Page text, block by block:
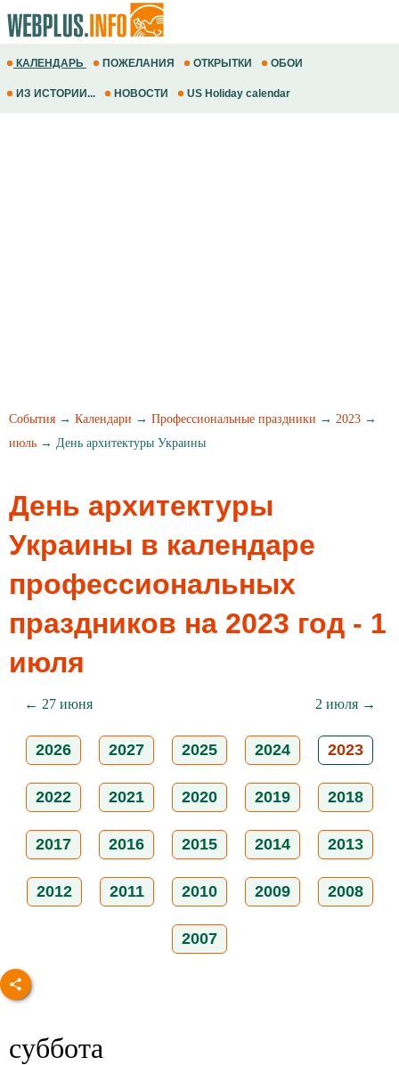
КАЛЕНДАРЬ ПОЖЕЛАНИЯ ОТКРЫТКИ ОБОИ
ИЗ ИСТОРИИ... НОВОСТИ US Holiday calendar
События → Календари → Профессиональные праздники → 2023 →
июль → День архитектуры Украины
День архитектуры
Украины в календаре
профессиональных
праздников на 2023 год - 1
июля
← 27 июня 2 июля →
2026 2027 2025 2024 2023
2022 2021 2020 2019 2018
2017 2016 2015 2014 2013
2012 2011 2010 2009 2008
2007
суббота